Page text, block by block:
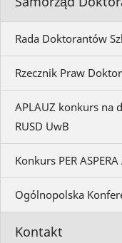
Rada Doktorantów
Rzecznik Praw
APLAUZ konkurs na
RUSD UwB
Konkurs PER
Ogólnopolska
Kontakt